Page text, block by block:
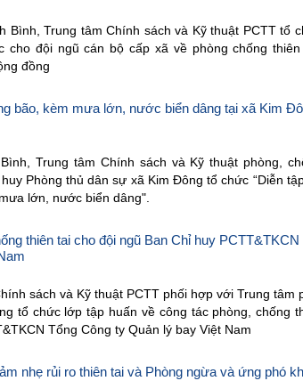
Bình, Trung tâm Chính sách và Kỹ thuật PCTT tổ
cho đội ngũ cán bộ cấp xã về phòng chống thiên
đồng
bão, kèm mưa lớn, nước biển dâng tại xã Kim
Trung tâm Chính sách và Kỹ thuật phòng,
Phòng thủ dân sự xã Kim Đông tổ chức “Diễn
lớn, nước biển dâng".
thiên tai cho đội ngũ Ban Chỉ huy PCTT&TKCN
sách và Kỹ thuật PCTT phối hợp với Trung tâm
tổ chức lớp tập huấn về công tác phòng, chống
Tổng Công ty Quản lý bay Việt Nam
nhẹ rủi ro thiên tai và Phòng ngừa và ứng phó